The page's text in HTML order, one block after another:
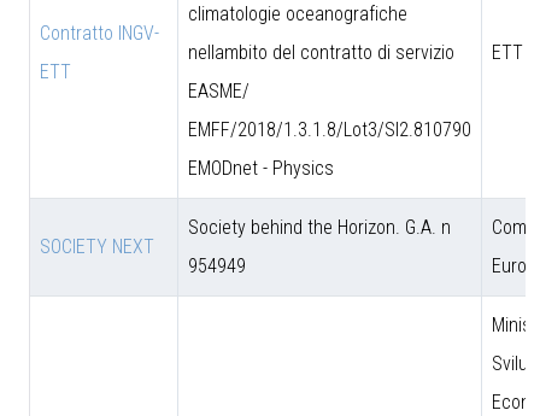
Contratto INGV-
ETT
climatologie oceanografiche
nellambito del contratto di servizio
EASME/
EMFF/2018/1.3.1.8/Lot3/SI2.810790
EMODnet - Physics
ETT
SOCIETY NEXT
Society behind the Horizon. G.A. n
954949